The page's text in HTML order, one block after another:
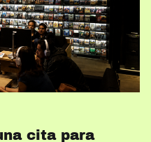
cita para